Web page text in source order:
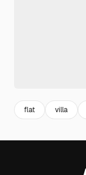
flat villa